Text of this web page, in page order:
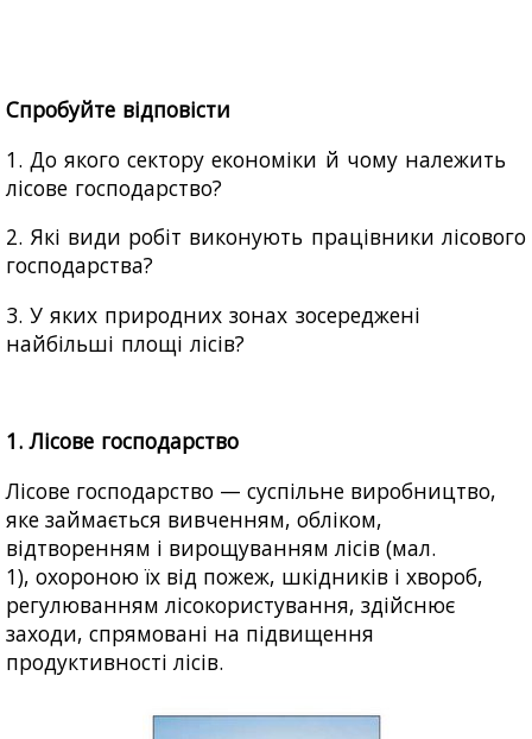
Спробуйте відповісти
1. До якого сектору економіки й чому належить
лісове господарство?
2. Які види робіт виконують працівники лісового
господарства?
3. У яких природних зонах зосереджені
найбільші площі лісів?
1. Лісове господарство
Лісове господарство — суспільне виробництво,
яке займається вивченням, обліком,
відтворенням і вирощуванням лісів (мал.
1), охороною їх від пожеж, шкідників і хвороб,
регулюванням лісокористування, здійснює
заходи, спрямовані на підвищення
продуктивності лісів.